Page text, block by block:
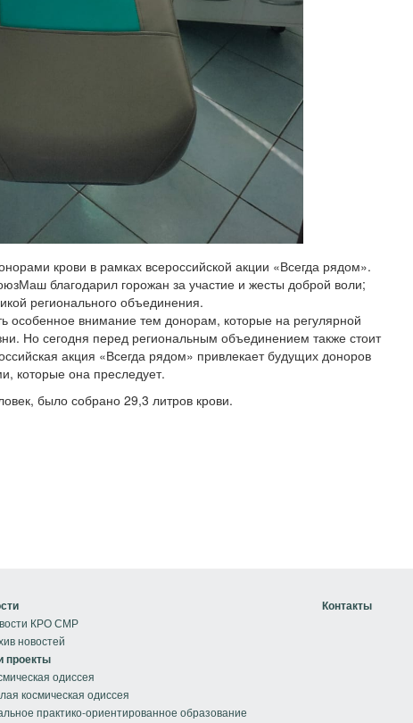
крови в рамках всероссийской акции «Всегда рядом».
благодарил горожан за участие и жесты доброй воли;
регионального объединения.
внимание тем донорам, которые на регулярной
Но сегодня перед региональным объединением также стоит
акция «Всегда рядом» привлекает будущих доноров
которые она преследует.
было собрано 29,3 литров крови.
КРО СМР
новостей
проекты
одиссея
космическая одиссея
практико-ориентированное образование
Контакты